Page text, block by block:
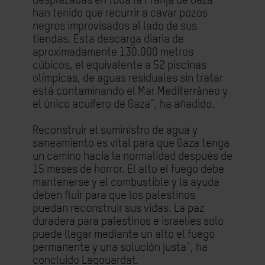
han tenido que recurrir a cavar pozos
negros improvisados al lado de sus
tiendas. Esta descarga diaria de
aproximadamente 130.000 metros
cúbicos, el equivalente a 52 piscinas
olímpicas, de aguas residuales sin tratar
está contaminando el Mar Mediterráneo y
el único acuífero de Gaza”, ha añadido.
Reconstruir el suministro de agua y
saneamiento es vital para que Gaza tenga
un camino hacia la normalidad después de
15 meses de horror. El alto el fuego debe
mantenerse y el combustible y la ayuda
deben fluir para que los palestinos
puedan reconstruir sus vidas. La paz
duradera para palestinos e israelíes solo
puede llegar mediante un alto el fuego
permanente y una solución justa”, ha
concluido Lagouardat.